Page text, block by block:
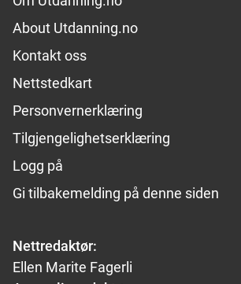
About Utdanning.no
Kontakt oss
Nettstedkart
Personvernerklæring
Tilgjengelighetserklæring
Logg på
Gi tilbakemelding på denne siden
Nettredaktør:
Ellen Marite Fagerli